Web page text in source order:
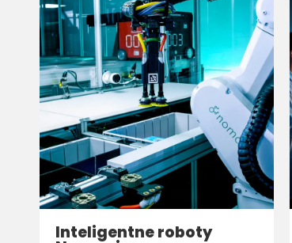
Inteligentne roboty